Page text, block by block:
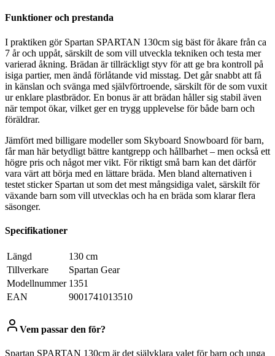
Funktioner och prestanda
I praktiken gör Spartan SPARTAN 130cm sig bäst för åkare från ca
7 år och uppåt, särskilt de som vill utveckla tekniken och testa mer
varierad åkning. Brädan är tillräckligt styv för att ge bra kontroll på
isiga partier, men ändå förlåtande vid misstag. Det går snabbt att få
in känslan och svänga med självförtroende, särskilt för de som vuxit
ur enklare plastbrädor. En bonus är att brädan håller sig stabil även
när tempot ökar, vilket ger en trygg upplevelse för både barn och
föräldrar.
Jämfört med billigare modeller som Skyboard Snowboard för barn,
får man här betydligt bättre kantgrepp och hållbarhet – men också ett
högre pris och något mer vikt. För riktigt små barn kan det därför
vara värt att börja med en lättare bräda. Men bland alternativen i
testet sticker Spartan ut som det mest mångsidiga valet, särskilt för
växande barn som vill utvecklas och ha en bräda som klarar flera
säsonger.
Specifikationer
Längd
130 cm
Tillverkare
Spartan Gear
Modellnummer 1351
EAN
9001741013510
Vem passar den för?
Spartan SPARTAN 130cm är det självklara valet för barn och unga